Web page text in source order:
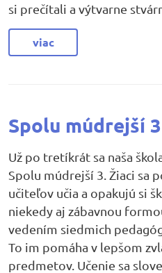
si prečítali a výtvarne
viac
Spolu múdrejší 3
Už po tretíkrát sa naša
Spolu múdrejší 3. Žiaci sa
učiteľov učia a opakujú si
niekedy aj zábavnou
vedením siedmich
To im pomáha v lepšom
predmetov. Učenie sa